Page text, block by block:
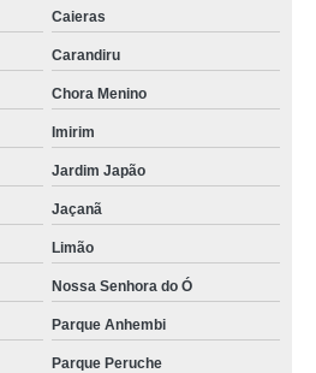
Caieras
Carandiru
Chora Menino
Imirim
Jardim Japão
Jaçanã
Limão
Nossa Senhora do Ó
Parque Anhembi
Parque Peruche